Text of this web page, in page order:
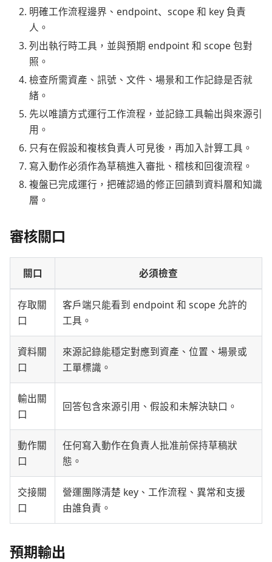
明確工作流程邊界、endpoint、scope 和 key 負責
人。
列出執行時工具，並與預期 endpoint 和 scope 包對
照。
檢查所需資產、訊號、文件、場景和工作記錄是否就
緒。
先以唯讀方式運行工作流程，並記錄工具輸出與來源引
用。
只有在假設和複核負責人可見後，再加入計算工具。
寫入動作必須作為草稿進入審批、稽核和回復流程。
複盤已完成運行，把確認過的修正回饋到資料層和知識
層。
審核關口
關口 必須檢查
存取關
口
客戶端只能看到 endpoint 和 scope 允許的
工具。
資料關
口
來源記錄能穩定對應到資產、位置、場景或
工單標識。
輸出關
口
回答包含來源引用、假設和未解決缺口。
動作關
口
任何寫入動作在負責人批准前保持草稿狀
態。
交接關
口
營運團隊清楚 key、工作流程、異常和支援
由誰負責。
預期輸出